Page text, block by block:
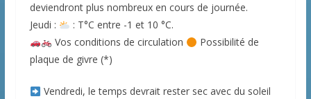
deviendront plus nombreux en cours de journée.
Jeudi :
: T°C entre -1 et 10 °C.
Vos conditions de circulation
Possibilité de
plaque de givre (*)
Vendredi, le temps devrait rester sec avec du soleil